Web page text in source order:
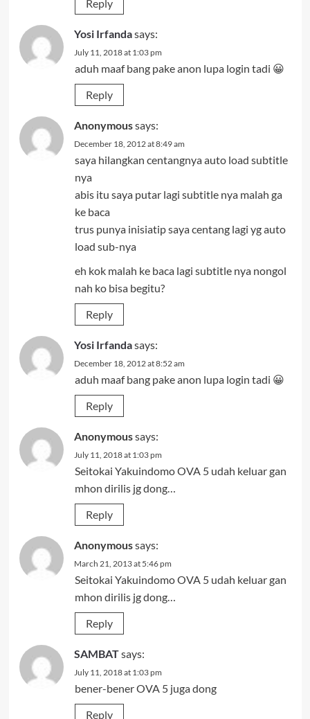
Reply
Yosi Irfandasays:
July 11, 2018 at 1:03 pm
aduh maaf bang pake anon lupa login tadi 😀
Reply
Anonymoussays:
December 18, 2012 at 8:49 am
saya hilangkan centangnya auto load subtitle
nya
abis itu saya putar lagi subtitle nya malah ga
ke baca
trus punya inisiatip saya centang lagi yg auto
load sub-nya
eh kok malah ke baca lagi subtitle nya nongol
nah ko bisa begitu?
Reply
Yosi Irfandasays:
December 18, 2012 at 8:52 am
aduh maaf bang pake anon lupa login tadi 😀
Reply
Anonymoussays:
July 11, 2018 at 1:03 pm
Seitokai Yakuindomo OVA 5 udah keluar gan
mhon dirilis jg dong…
Reply
Anonymoussays:
March 21, 2013 at 5:46 pm
Seitokai Yakuindomo OVA 5 udah keluar gan
mhon dirilis jg dong…
Reply
SAMBATsays:
July 11, 2018 at 1:03 pm
bener-bener OVA 5 juga dong
Reply